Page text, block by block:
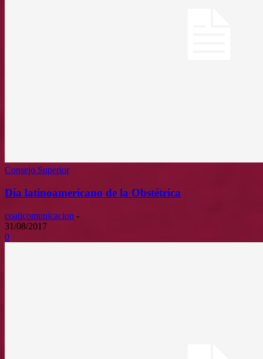
Consejo Superior
Día latinoamericano de la Obstétrica
coaticomunicacion -
31/08/2017
0